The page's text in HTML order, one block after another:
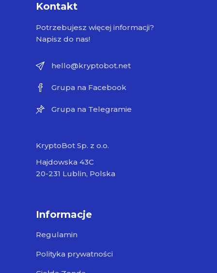
Kontakt
Potrzebujesz więcej informacji?
Napisz do nas!
hello@kryptobot.net
Grupa na Facebook
Grupa na Telegramie
KryptoBot Sp. z o.o.
Hajdowska 43C
20-231 Lublin, Polska
Informacje
Regulamin
Polityka prywatności